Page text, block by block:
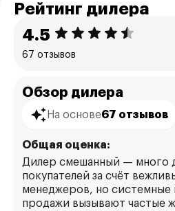
Рейтинг дилера
4.5
67 отзывов
Обзор дилера
На основе67 отзывов
Общая оценка:
Дилер смешанный — много
покупателей за счёт
менеджеров, но системные
продажи вызывают частые